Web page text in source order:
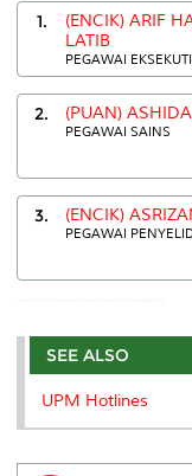
1.
(ENCIK) ARIF
LATIB
PEGAWAI
2. (PUAN)
PEGAWAI SAINS
3. (ENCIK)
PEGAWAI
SEE ALSO
UPM Hotlines